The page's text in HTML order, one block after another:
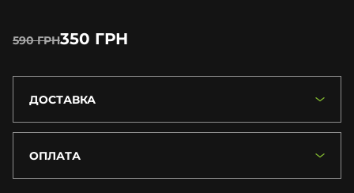
590 ГРН350 ГРН
ДОСТАВКА
ОПЛАТА